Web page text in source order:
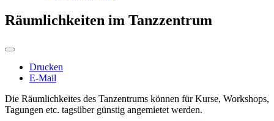
Räumlichkeiten im Tanzzentrum
Drucken
E-Mail
Die Räumlichkeites des Tanzentrums können für Kurse, Workshops,
Tagungen etc. tagsüber günstig angemietet werden.